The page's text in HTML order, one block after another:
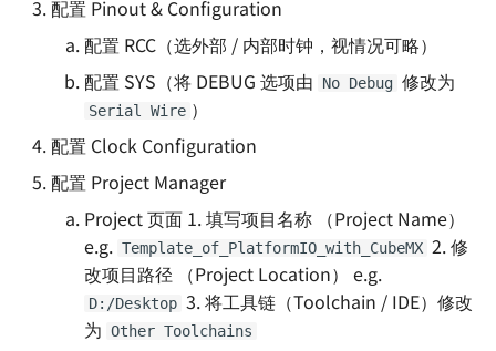
Lora 通信 - 基于正点原子
ATK-LORA-01 模块
STM32CubeIDE 串口重定向
（printf）及输出浮点型
C 与 STM32 常用宏定义
C 与 STM32 代码规范
CubeMX 与 CubeIDE 避坑
配置 Pinout & Configuration
配置 RCC（选外部 / 内部时钟，视情况可略）
配置 SYS（将 DEBUG 选项由
No Debug 修改为
Serial Wire ）
配置 Clock Configuration
配置 Project Manager
Project 页面 1. 填写项目名称 （Project Name）
e.g. Template_of_PlatformIO_with_CubeMX 2. 修
改项目路径 （Project Location） e.g.
D:/Desktop 3. 将工具链（Toolchain / IDE）修改
为 Other Toolchains